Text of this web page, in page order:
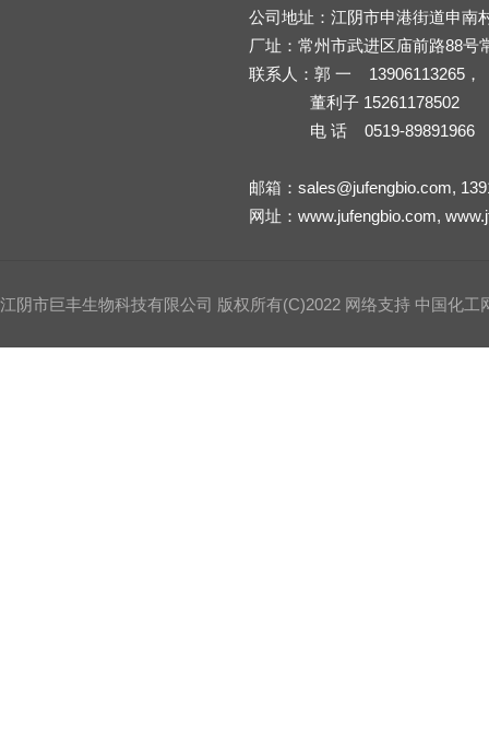
公司地址：江阴市申港街道申南
厂址：常州市武进区庙前路88号
联系人：郭 一 13906113265，
董利子 15261178502
电 话 0519-89891966
邮箱： sales@jufengbio.com,
网址： www.jufengbio.com,
江阴市巨丰生物科技有限公司 版权所有(C)2022 网络支持 中国化工